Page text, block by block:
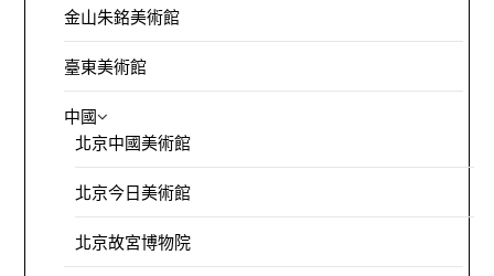
金山朱銘美術館
臺東美術館
中國
北京中國美術館
北京今日美術館
北京故宮博物院